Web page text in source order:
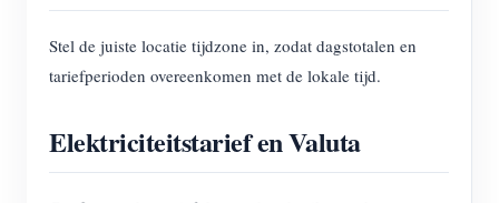
Stel de juiste locatie tijdzone in, zodat dagstotalen en
tariefperioden overeenkomen met de lokale tijd.
Elektriciteitstarief en Valuta